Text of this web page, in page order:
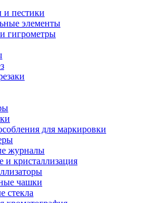
и пестики
элементы
гигрометры
для маркировки
журналы
и кристаллизация
чашки
стекла